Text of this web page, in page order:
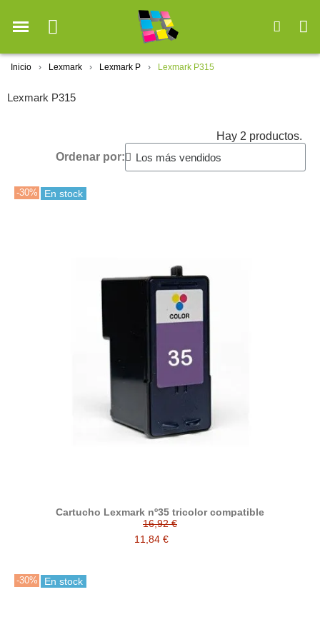
Inicio Lexmark Lexmark P Lexmark P315
Lexmark P315
Hay 2 productos.
Ordenar por:
-30% En stock
Cartucho Lexmark nº35 tricolor compatible
16,92 €
11,84 €
-30% En stock